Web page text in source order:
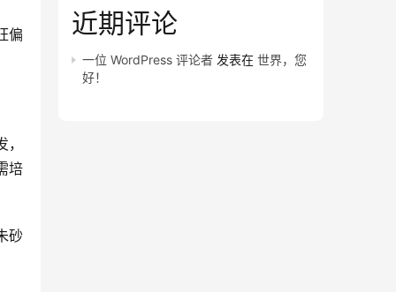
偏
培
砂
近期评论
一位 WordPress 评论者 发表在 世界，您
好！